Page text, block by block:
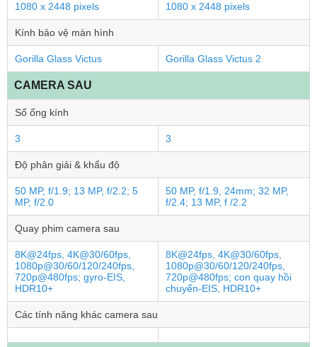
1080 x 2448 pixels 1080 x 2448 pixels
Kính bảo vệ màn hình
Gorilla Glass Victus Gorilla Glass Victus 2
CAMERA SAU
Số ống kính
3 3
Độ phân giải & khẩu độ
50 MP, f/1.9; 13 MP, f/2.2; 5
MP, f/2.0
50 MP, f/1.9, 24mm; 32 MP,
f/2.4; 13 MP, f /2.2
Quay phim camera sau
8K@24fps, 4K@30/60fps,
1080p@30/60/120/240fps,
720p@480fps; gyro-EIS,
HDR10+
8K@24fps, 4K@30/60fps,
1080p@30/60/120/240fps,
720p@480fps; con quay hồi
chuyển-EIS, HDR10+
Các tính năng khác camera sau